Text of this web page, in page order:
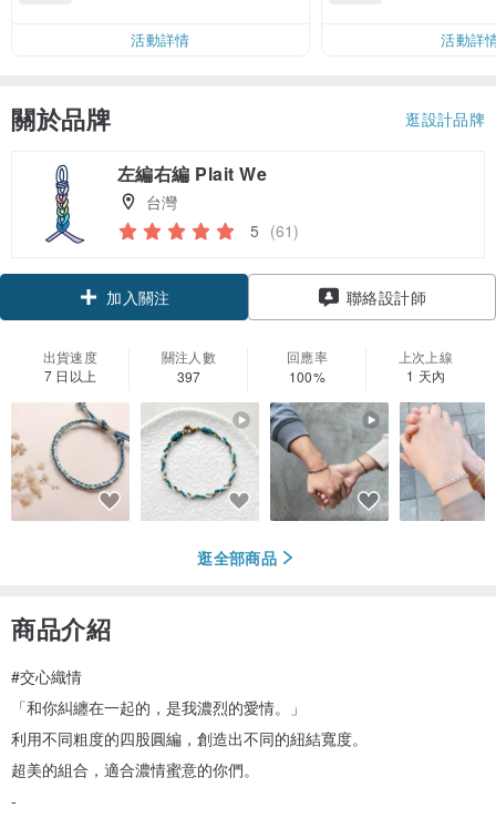
活動詳情
活動詳
關於品牌 逛設計品牌
左編右編 Plait We
台灣
5 (61)
加入關注
聯絡設計師
出貨速度
7 日以上
關注人數
397
回應率
100%
上次上線
1 天內
逛全部商品
商品介紹
#交心織情
「和你糾纏在一起的，是我濃烈的愛情。」
利用不同粗度的四股圓編，創造出不同的紐結寬度。
超美的組合，適合濃情蜜意的你們。
-